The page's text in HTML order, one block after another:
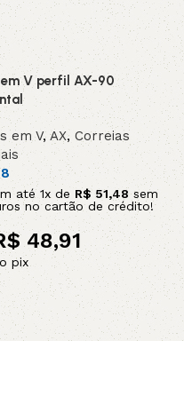
V perfil AX-90
em V, AX, Correias
até 1x de R$51,48sem
no cartão de crédito!
48,91
pix
ao carrinho